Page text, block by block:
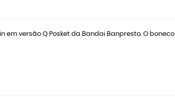
em versão Q Posket da Bandai Banpresto. O boneco